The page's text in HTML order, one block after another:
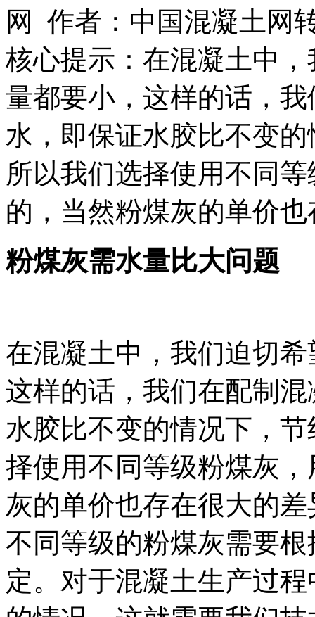
网 作者：中国混凝土网
核心提示：在混凝土中
量都要小，这样的话，
水，即保证水胶比不变
所以我们选择使用不同
的，当然粉煤灰的单价
粉煤灰需水量比大问题
在混凝土中，我们迫切
这样的话，我们在配制
水胶比不变的情况下，
择使用不同等级粉煤灰
灰的单价也存在很大的
不同等级的粉煤灰需要
定。对于混凝土生产过